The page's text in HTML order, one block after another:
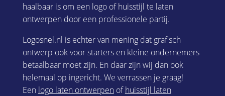
haalbaar is om een logo of huisstijl te laten
ontwerpen door een professionele partij.
Logosnel.nl is echter van mening dat grafisch
ontwerp ook voor starters en kleine ondernemers
betaalbaar moet zijn. En daar zijn wij dan ook
helemaal op ingericht. We verrassen je graag!
Een logo laten ontwerpenofhuisstijl laten